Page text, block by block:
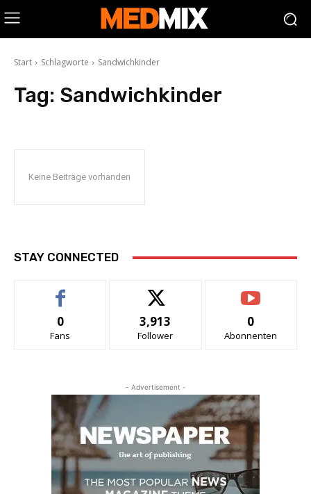
Start Schlagworte Sandwichkinder
Tag: Sandwichkinder
Keine Beiträge vorhanden
STAY CONNECTED
0
Fans
3,913
Follower
0
Abonnenten
- Advertisement -